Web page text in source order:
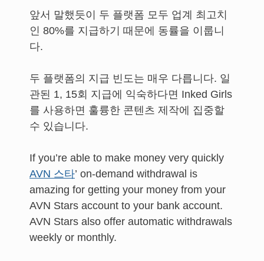
앞서 말했듯이 두 플랫폼 모두 업계 최고치
인 80%를 지급하기 때문에 동률을 이룹니
다.
두 플랫폼의 지급 빈도는 매우 다릅니다. 일
관된 1, 15회 지급에 익숙하다면 Inked Girls
를 사용하면 훌륭한 콘텐츠 제작에 집중할
수 있습니다.
If you’re able to make money very quickly
AVN 스타’ on-demand withdrawal is
amazing for getting your money from your
AVN Stars account to your bank account.
AVN Stars also offer automatic withdrawals
weekly or monthly.